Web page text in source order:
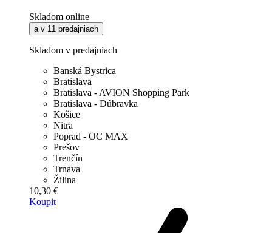
Skladom online
a v 11 predajniach
Skladom v predajniach
Banská Bystrica
Bratislava
Bratislava - AVION Shopping Park
Bratislava - Dúbravka
Košice
Nitra
Poprad - OC MAX
Prešov
Trenčín
Trnava
Žilina
10,30 €
Koupit